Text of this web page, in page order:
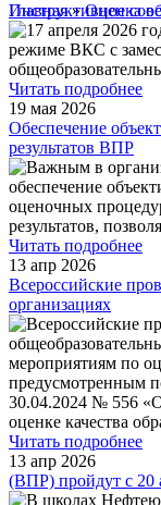
Главная»Оценка
Инструктивное
17 апреля 2026
режиме ВКС с
Читать подробнее
19 мая 2026
Обеспечение
результатов ВПР
Важным в
обеспечение
оценочных
результатов,
Читать подробнее
13 апр 2026
Всероссийские
организациях
Всероссийские
мероприятиям по
предусмотренным
30.04.2024 № 556
оценке качества
Читать подробнее
13 апр 2026
(ВПР) пройдут с 20
В школах